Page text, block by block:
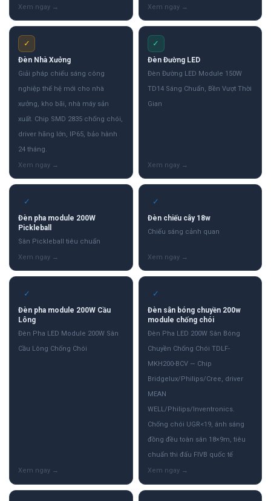
✓
Đèn Nhà Xưởng
Giải pháp chiếu sáng công
nghiệp thế hệ mới cho nhà
xưởng, kho bãi, nhà máy sản
xuất. Chip SMD 2835 chống chói,
driver hãng lớn, IP65, bảo hành
24 tháng.
✓
Đèn Đường LED
Đèn Đường LED Module 150W
TD14 Sáng Chuẩn, Bền Vượt Thời
Gian
✓
Đèn pha module 200W
Pickleball
Sân Pickleball tiêu chuẩn
✓
Đèn chiếu cây 18w
Chiếu sáng cảnh quan
✓
Đèn pha module 200W Cầu
Lông
Đèn Pha LED Module 200W Sân
Cầu Lông Chống Chói
✓
Đèn sân bóng chuyền 200w
module chống chói
Đèn Pha LED 200W Sân Bóng
Chuyền Chống Chói TDLF-
MKH200-BCV — Chip
Bridgelux/Philips/Cree, driver
MEAN
WELL/Philips/Inventronics.
Chống chói UGR<19, ánh sáng
đồng đều toàn sân 18×9m, tiêu
chuẩn thi đấu FIVB quốc tế